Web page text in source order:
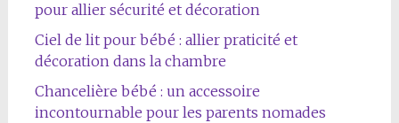
pour allier sécurité et décoration
Ciel de lit pour bébé : allier praticité et
décoration dans la chambre
Chancelière bébé : un accessoire
incontournable pour les parents nomades